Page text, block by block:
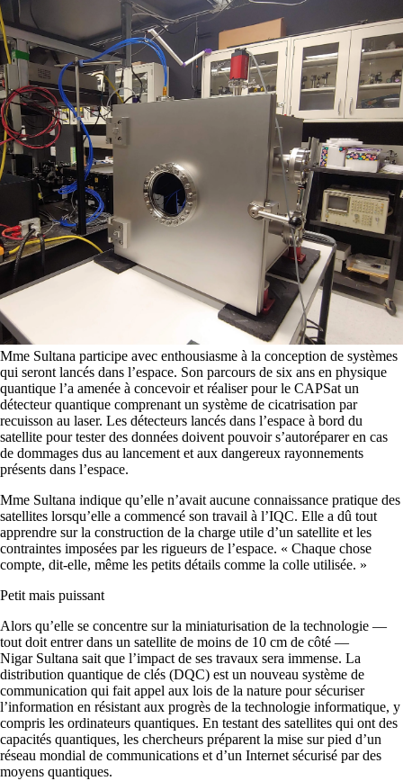
Mme Sultana participe avec enthousiasme à la conception de systèmes
qui seront lancés dans l’espace. Son parcours de six ans en physique
quantique l’a amenée à concevoir et réaliser pour le CAPSat un
détecteur quantique comprenant un système de cicatrisation par
recuisson au laser. Les détecteurs lancés dans l’espace à bord du
satellite pour tester des données doivent pouvoir s’autoréparer en cas
de dommages dus au lancement et aux dangereux rayonnements
présents dans l’espace.
Mme Sultana indique qu’elle n’avait aucune connaissance pratique des
satellites lorsqu’elle a commencé son travail à l’IQC. Elle a dû tout
apprendre sur la construction de la charge utile d’un satellite et les
contraintes imposées par les rigueurs de l’espace. « Chaque chose
compte, dit-elle, même les petits détails comme la colle utilisée. »
Petit mais puissant
Alors qu’elle se concentre sur la miniaturisation de la technologie —
tout doit entrer dans un satellite de moins de 10 cm de côté —
Nigar Sultana sait que l’impact de ses travaux sera immense. La
distribution quantique de clés (DQC) est un nouveau système de
communication qui fait appel aux lois de la nature pour sécuriser
l’information en résistant aux progrès de la technologie informatique, y
compris les ordinateurs quantiques. En testant des satellites qui ont des
capacités quantiques, les chercheurs préparent la mise sur pied d’un
réseau mondial de communications et d’un Internet sécurisé par des
moyens quantiques.